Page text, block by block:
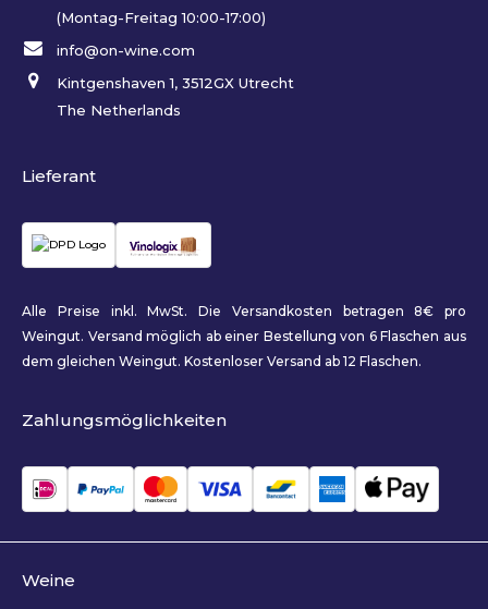
(Montag-Freitag 10:00-17:00)
info@on-wine.com
Kintgenshaven 1, 3512GX Utrecht
The Netherlands
Lieferant
Alle Preise inkl. MwSt. Die Versandkosten betragen 8€ pro
Weingut. Versand möglich ab einer Bestellung von 6 Flaschen aus
dem gleichen Weingut. Kostenloser Versand ab 12 Flaschen.
Zahlungsmöglichkeiten
Weine